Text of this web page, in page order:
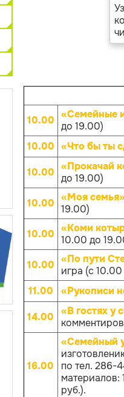
10.00 «Семейные
до 19.00)
10.00 «Что бы ты
10.00 «Прокачай
до 19.00)
10.00 «Моя
19.00)
10.00 «Коми
10.00 до
10.00 «По пути
игра (с
11.00 «Рукописи
14.00 «В гостях у
16.00
«Семейный
по тел. 286-
материалов:
руб.).